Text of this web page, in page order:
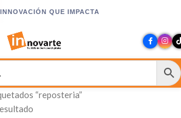
INNOVACIÓN QUE IMPACTA
“reposteria”